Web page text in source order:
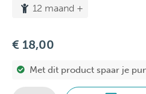
12 maand +
€ 18,00
Met dit product spaar je